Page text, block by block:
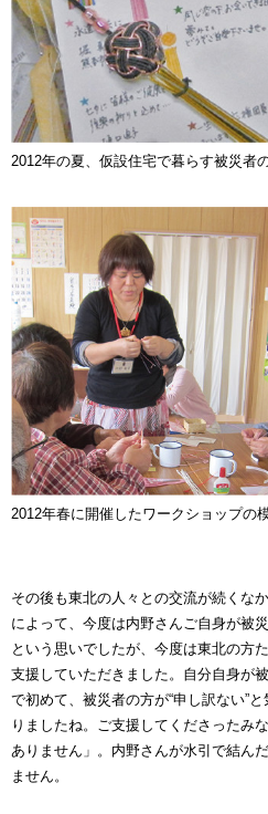
2012年の夏、仮設住宅で暮らす被災者
2012年春に開催したワークショップの模
その後も東北の人々との交流が続くな
によって、今度は内野さんご自身が被
という思いでしたが、今度は東北の方
支援していただきました。自分自身が
で初めて、被災者の方が“申し訳ない”
りましたね。ご支援してくださったみ
ありません」。内野さんが水引で結ん
ません。